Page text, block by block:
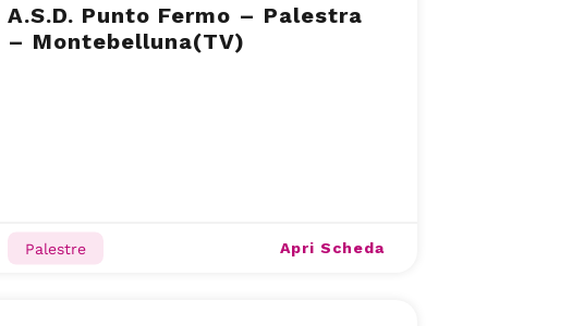
A.S.D. Punto Fermo – Palestra
– Montebelluna(TV)
Palestre Apri Scheda